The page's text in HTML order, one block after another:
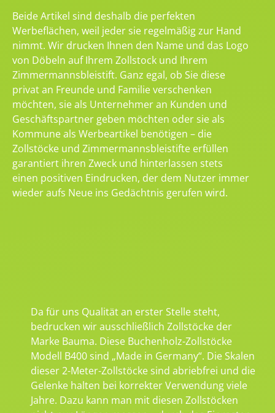
Beide Artikel sind deshalb die perfekten
Werbeflächen, weil jeder sie regelmäßig zur Hand
nimmt. Wir drucken Ihnen den Name und das Logo
von Döbeln auf Ihrem Zollstock und Ihrem
Zimmermannsbleistift. Ganz egal, ob Sie diese
privat an Freunde und Familie verschenken
möchten, sie als Unternehmer an Kunden und
Geschäftspartner geben möchten oder sie als
Kommune als Werbeartikel benötigen – die
Zollstöcke und Zimmermannsbleistifte erfüllen
garantiert ihren Zweck und hinterlassen stets
einen positiven Eindrucken, der dem Nutzer immer
wieder aufs Neue ins Gedächtnis gerufen wird.
Da für uns Qualität an erster Stelle steht,
bedrucken wir ausschließlich Zollstöcke der
Marke Bauma. Diese Buchenholz-Zollstöcke
Modell B400 sind „Made in Germany“. Die Skalen
dieser 2-Meter-Zollstöcke sind abriebfrei und die
Gelenke halten bei korrekter Verwendung viele
Jahre. Dazu kann man mit diesen Zollstöcken